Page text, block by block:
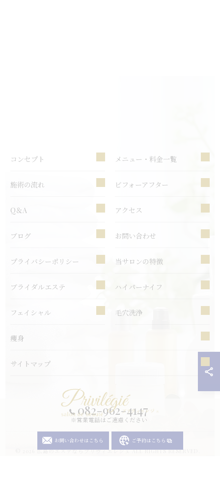
082-962-4147
※営業電話はご遠慮ください
お問い合わせはこちら ご予約はこちら
コンセプト メニュー・料金一覧
施術の流れ ビフォーアフター
Q＆A アクセス
ブログ お問い合わせ
プライバシーポリシー 当サロンの特徴
ブライダルエステ ハイパーナイフ
フェイシャル 毛穴洗浄
痩身
サイトマップ
© 2026 広島のエステならプリヴィエレジェ ALL RIGHTS RESERVED.